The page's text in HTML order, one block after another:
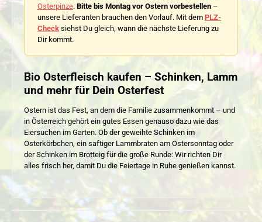
Osterpinze. Bitte bis Montag vor Ostern vorbestellen –
unsere Lieferanten brauchen den Vorlauf. Mit dem PLZ-
Check siehst Du gleich, wann die nächste Lieferung zu
Dir kommt.
Bio Osterfleisch kaufen – Schinken, Lamm
und mehr für Dein Osterfest
Ostern ist das Fest, an dem die Familie zusammenkommt – und
in Österreich gehört ein gutes Essen genauso dazu wie das
Eiersuchen im Garten. Ob der geweihte Schinken im
Osterkörbchen, ein saftiger Lammbraten am Ostersonntag oder
der Schinken im Brotteig für die große Runde: Wir richten Dir
alles frisch her, damit Du die Feiertage in Ruhe genießen kannst.